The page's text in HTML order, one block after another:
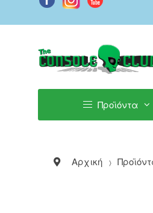
Προϊόντα
Αρχική